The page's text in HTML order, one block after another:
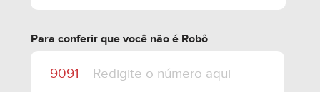
Para conferir que você não é Robô